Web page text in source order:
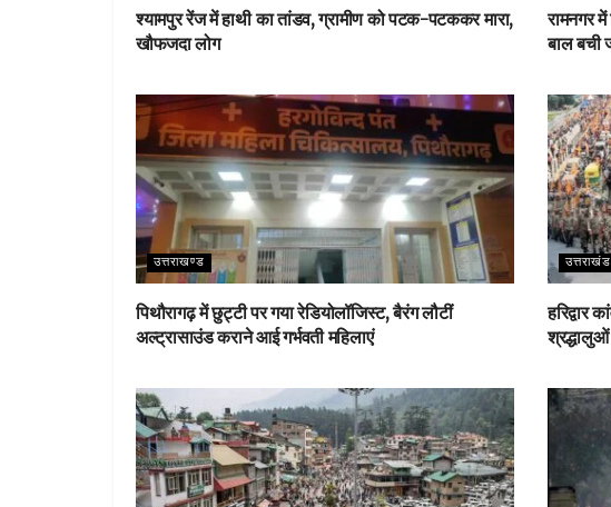
श्यामपुर रेंज में हाथी का तांडव, ग्रामीण को पटक-पटककर मारा,
खौफजदा लोग
रामनगर
बाल बची
उत्तराखण्ड
पिथौरागढ़ में छुट्टी पर गया रेडियोलॉजिस्ट, बैरंग लौटीं
अल्ट्रासाउंड कराने आई गर्भवती महिलाएं
उत्तराखंड
हरिद्वार